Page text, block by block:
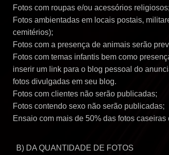
Fotos com roupas e/ou acessórios religiosos;
Fotos ambientadas em locais postais,
cemitérios);
Fotos com a presença de animais serão
Fotos com temas infantis bem como
inserir um link para o blog pessoal do
fotos divulgadas em seu blog.
Fotos com clientes não serão publicadas;
Fotos contendo sexo não serão publicadas;
Ensaio com mais de 50% das fotos
B) DA QUANTIDADE DE FOTOS